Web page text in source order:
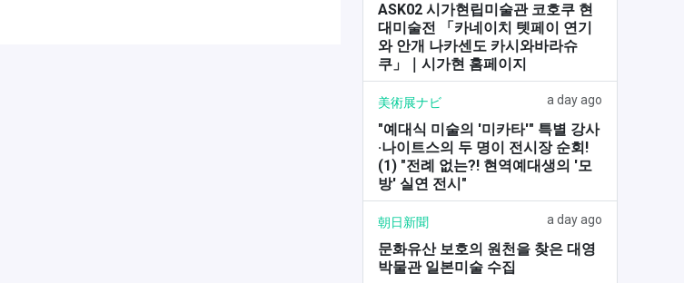
ASK02 시가현립미술관 코호쿠 현
대미술전 「카네이치 텟페이 연기
와 안개 나카센도 카시와바라슈
쿠」｜시가현 홈페이지
美術展ナビ a day ago
"예대식 미술의 '미카타'" 특별 강사
·나이트스의 두 명이 전시장 순회!
(1) "전례 없는?! 현역예대생의 '모
방' 실연 전시"
朝日新聞 a day ago
문화유산 보호의 원천을 찾은 대영
박물관 일본미술 수집